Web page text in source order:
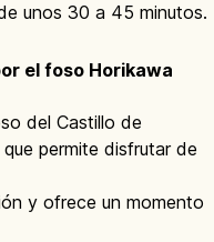
unos 30 a 45 minutos.
el foso Horikawa
del Castillo de
permite disfrutar de
y ofrece un momento